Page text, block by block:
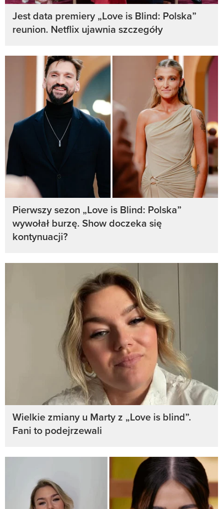
Jest data premiery „Love is Blind: Polska”
reunion. Netflix ujawnia szczegóły
Pierwszy sezon „Love is Blind: Polska”
wywołał burzę. Show doczeka się
kontynuacji?
Wielkie zmiany u Marty z „Love is blind”.
Fani to podejrzewali